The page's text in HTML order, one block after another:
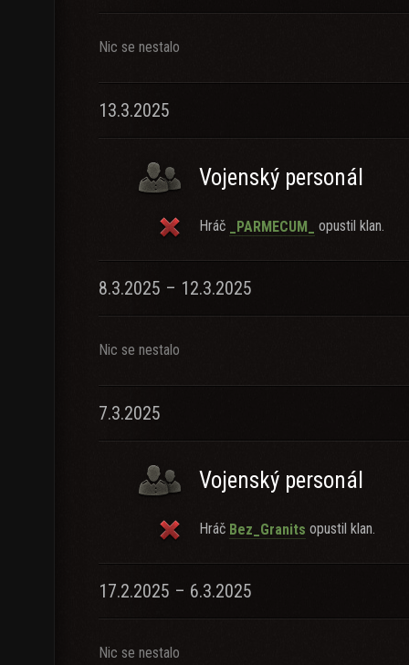
Nic se nestalo
13.3.2025
Vojenský personál
Hráč _PARMECUM_ opustil klan.
8.3.2025 – 12.3.2025
Nic se nestalo
7.3.2025
Vojenský personál
Hráč Bez_Granits opustil klan.
17.2.2025 – 6.3.2025
Nic se nestalo